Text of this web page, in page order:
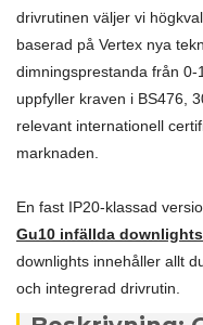
drivrutinen väljer vi
baserad på Vertex nya
dimningsprestanda från 0-
uppfyller kraven i BS476,
relevant internationell
marknaden.
En fast IP20-klassad
Gu10 infällda downlights
downlights innehåller allt
och integrerad drivrutin.